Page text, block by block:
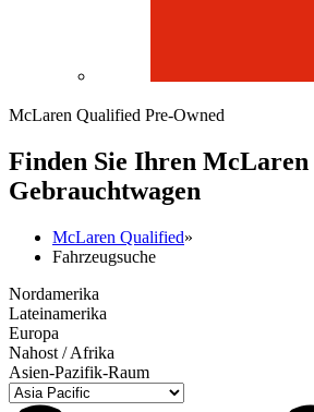
McLaren Qualified Pre-Owned
Finden Sie Ihren McLaren
Gebrauchtwagen
McLaren Qualified»
Fahrzeugsuche
Nordamerika
Lateinamerika
Europa
Nahost / Afrika
Asien-Pazifik-Raum